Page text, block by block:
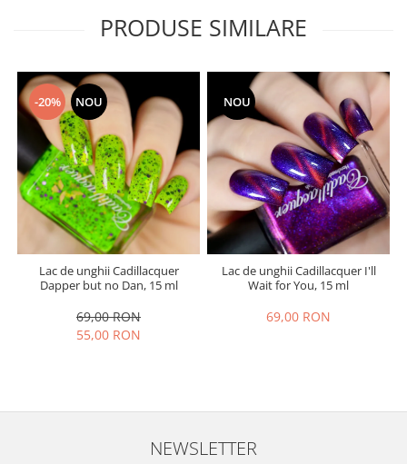
PRODUSE SIMILARE
-20% NOU
Lac de unghii Cadillacquer
Dapper but no Dan, 15 ml
69,00 RON
55,00 RON
NOU
Lac de unghii Cadillacquer I'll
Wait for You, 15 ml
69,00 RON
NEWSLETTER